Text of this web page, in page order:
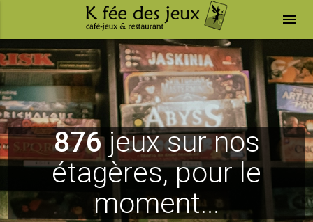
menu
876jeux sur nos
étagères, pour le
moment...